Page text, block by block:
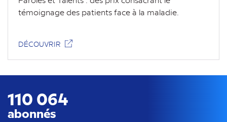
témoignage des patients face à la maladie.
DÉCOUVRIR
110 064
abonnés